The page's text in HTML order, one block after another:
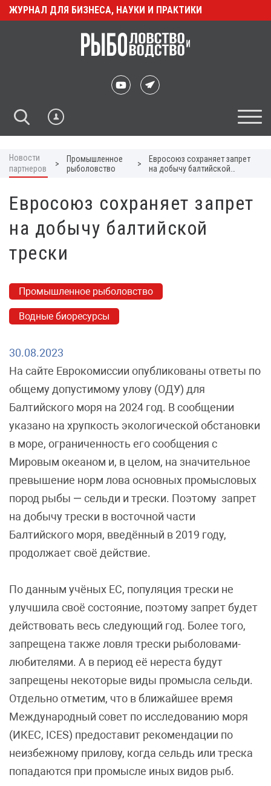
ЖУРНАЛ ДЛЯ БИЗНЕСА, НАУКИ И ПРАКТИКИ
Новости
партнеров
>
Промышленное
рыболовство
>
Евросоюз сохраняет запрет
на добычу балтийской
Евросоюз сохраняет запрет
на добычу балтийской
трески
Промышленное рыболовство
Водные биоресурсы
30.08.2023
На сайте Еврокомиссии опубликованы ответы по
общему допустимому улову (ОДУ) для
Балтийского моря на 2024 год. В сообщении
указано на хрупкость экологической обстановки
в море, ограниченность его сообщения с
Мировым океаном и, в целом, на значительное
превышение норм лова основных промысловых
пород рыбы — сельди и трески. Поэтому запрет
на добычу трески в восточной части
Балтийского моря, введённый в 2019 году,
продолжает своё действие.
По данным учёных ЕС, популяция трески не
улучшила своё состояние, поэтому запрет будет
действовать весь следующий год. Более того,
запрещена также ловля трески рыболовами-
любителями. А в период её нереста будут
запрещены некоторые виды промысла сельди.
Отдельно отметим, что в ближайшее время
Международный совет по исследованию моря
(ИКЕС, ICES) предоставит рекомендации по
неизбежному прилову, когда сельдь или треска
попадаются при промысле иных видов рыб.